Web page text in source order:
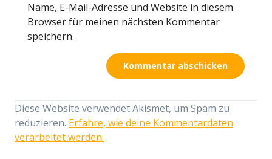
Name, E-Mail-Adresse und Website in diesem
Browser für meinen nächsten Kommentar
speichern.
Diese Website verwendet Akismet, um Spam zu
reduzieren. Erfahre, wie deine Kommentardaten
verarbeitet werden.